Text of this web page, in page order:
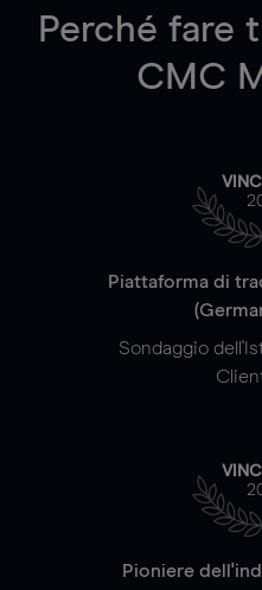
Perché fare
CMC
Piattaforma di
Sondaggio
Pioniere